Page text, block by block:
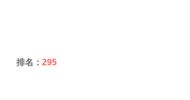
排名： 295